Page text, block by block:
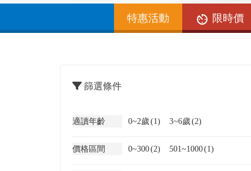
特惠活動 限時價
篩選條件
適讀年齡 0~2歲(1) 3~6歲(2)
價格區間 0~300(2) 501~1000(1)